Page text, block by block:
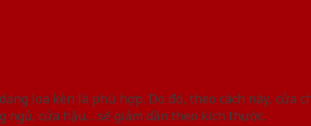
loa kèn là phù hợp. Do đó, theo cách này, cửa
ngủ, cửa hậu… sẽ giảm dần theo kích thước.